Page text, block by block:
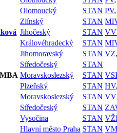
Olomoucký STAN PV
Zlínský STAN
Jihočeský STAN
Královéhradecký STAN
Jihomoravský STAN VZ
Středočeský
STAN
Moravskoslezský STAN
Plzeňský STAN HV
Moravskoslezský STAN
Středočeský STAN
Vysočina STAN
Hlavní město Praha STAN